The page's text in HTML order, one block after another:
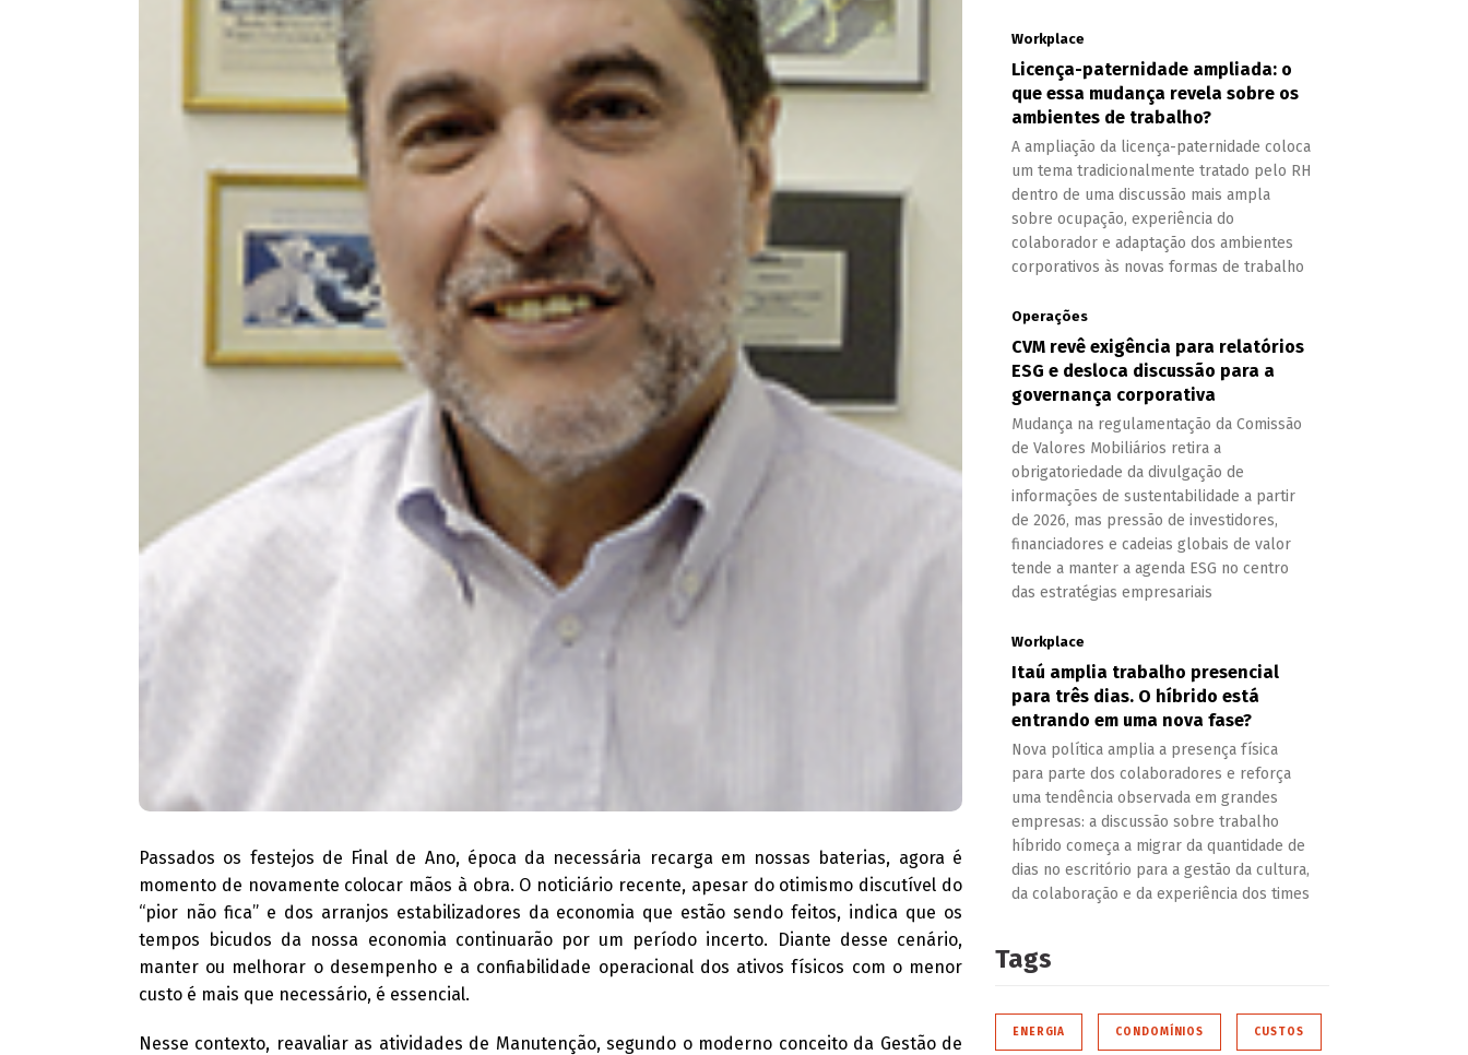
Passados os festejos de Final de Ano, época da necessária recarga em nossas baterias, agora é
momento de novamente colocar mãos à obra. O noticiário recente, apesar do otimismo discutível do
“pior não fica” e dos arranjos estabilizadores da economia que estão sendo feitos, indica que os
tempos bicudos da nossa economia continuarão por um período incerto. Diante desse cenário,
manter ou melhorar o desempenho e a confiabilidade operacional dos ativos físicos com o menor
custo é mais que necessário, é essencial.
Nesse contexto, reavaliar as atividades de Manutenção, segundo o moderno conceito da Gestão de
Workplace
Licença-paternidade ampliada: o
que essa mudança revela sobre os
ambientes de trabalho?
A ampliação da licença-paternidade coloca
um tema tradicionalmente tratado pelo RH
dentro de uma discussão mais ampla
sobre ocupação, experiência do
colaborador e adaptação dos ambientes
corporativos às novas formas de trabalho
Operações
CVM revê exigência para relatórios
ESG e desloca discussão para a
governança corporativa
Mudança na regulamentação da Comissão
de Valores Mobiliários retira a
obrigatoriedade da divulgação de
informações de sustentabilidade a partir
de 2026, mas pressão de investidores,
financiadores e cadeias globais de valor
tende a manter a agenda ESG no centro
das estratégias empresariais
Workplace
Itaú amplia trabalho presencial
para três dias. O híbrido está
entrando em uma nova fase?
Nova política amplia a presença física
para parte dos colaboradores e reforça
uma tendência observada em grandes
empresas: a discussão sobre trabalho
híbrido começa a migrar da quantidade de
dias no escritório para a gestão da cultura,
da colaboração e da experiência dos times
Tags
ENERGIA CONDOMÍNIOS CUSTOS